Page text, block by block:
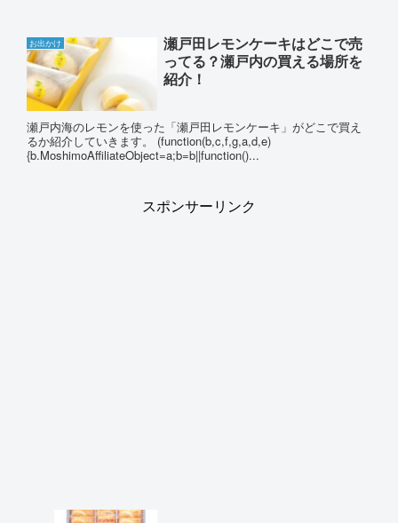
お出かけ
瀬戸田レモンケーキはどこで売
ってる？瀬戸内の買える場所を
紹介！
瀬戸内海のレモンを使った「瀬戸田レモンケーキ」がどこで買え
るか紹介していきます。 (function(b,c,f,g,a,d,e)
{b.MoshimoAffiliateObject=a;b=b||function()...
スポンサーリンク